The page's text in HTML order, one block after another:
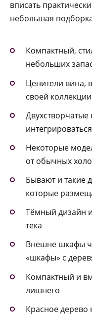
вписать
небольшая
Компактный,
небольших
Ценители вина,
своей
Некоторые
от обычных
Бывают и такие
которые
Тёмный дизайн
тека
Внешне шкафы
«шкафы» с
Компактный и
лишнего
Красное